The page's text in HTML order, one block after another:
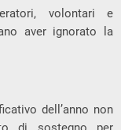
volontari e
aver ignorato la
dell’anno non